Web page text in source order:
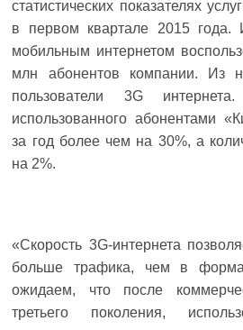
статистических показателях
в первом квартале 2015 года.
мобильным интернетом
млн абонентов компании.
пользователи 3G
использованного абонентами «
за год более чем на 30%, а
на 2%.
«Скорость 3G-интернета
больше трафика, чем в
ожидаем, что после
третьего поколения,